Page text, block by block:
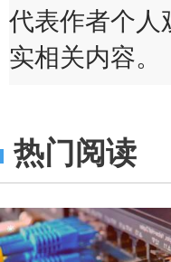
代表作者个人
实相关内容。
热门阅读